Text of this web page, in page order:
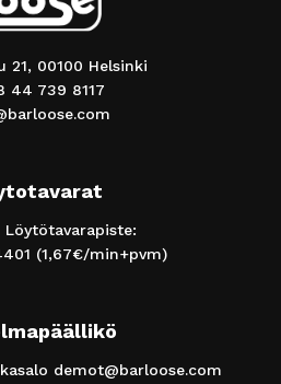
21, 00100 Helsinki
44 739 8117
Löytötavarapiste:
(1,67€/min+pvm)
demot@barloose.com